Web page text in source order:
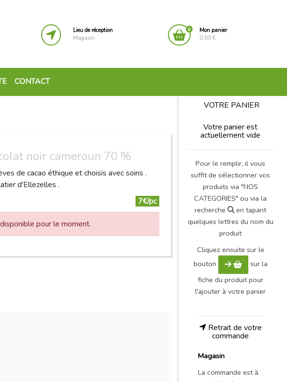
Lieu de réception
Magasin
0
Mon panier
0.00 €
CONTACT
noir cameroun 70 %
de cacao éthique et choisis avec soins .
d'Ellezelles .
7€/pc
pour le moment.
VOTRE PANIER
Votre panier est
actuellement vide
Pour le remplir, il vous
suffit de sélectionner vos
produits via "NOS
CATEGORIES" ou via la
recherche
en tapant
quelques lettres du nom du
produit
Cliquez ensuite sur le
bouton
sur la
fiche du produit pour
l'ajouter à votre panier
Retrait de votre
commande
Magasin
La commande est à